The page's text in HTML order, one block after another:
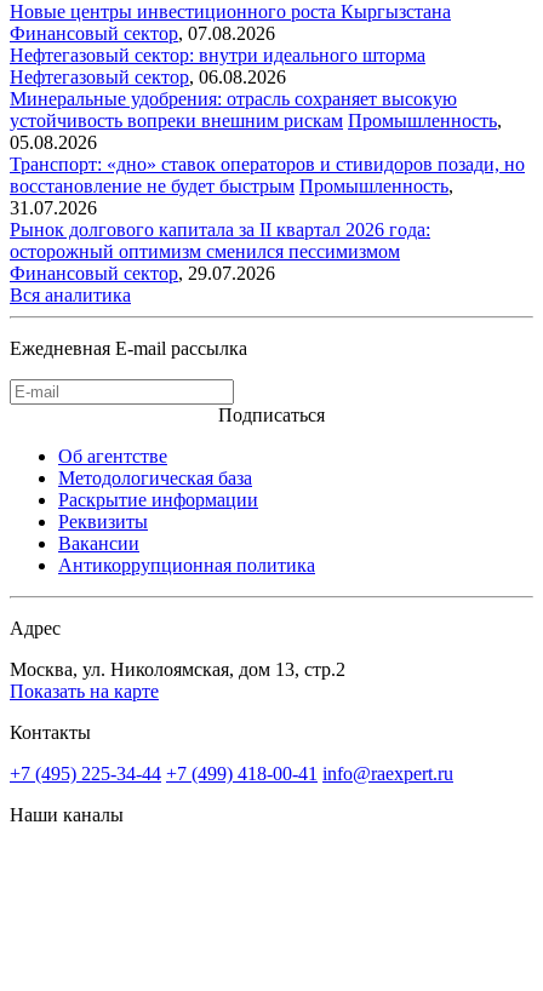
Новые центры инвестиционного роста Кыргызстана
Финансовый сектор, 07.08.2026
Нефтегазовый сектор: внутри идеального шторма
Нефтегазовый сектор, 06.08.2026
Минеральные удобрения: отрасль сохраняет высокую
устойчивость вопреки внешним рискам Промышленность,
05.08.2026
Транспорт: «дно» ставок операторов и стивидоров позади, но
восстановление не будет быстрым Промышленность,
31.07.2026
Рынок долгового капитала за II квартал 2026 года:
осторожный оптимизм сменился пессимизмом
Финансовый сектор, 29.07.2026
Вся аналитика
Ежедневная E-mail рассылка
Подписаться
Об агентстве
Методологическая база
Раскрытие информации
Реквизиты
Вакансии
Антикоррупционная политика
Адрес
Москва, ул. Николоямская, дом 13, стр.2
Показать на карте
Контакты
+7 (495) 225-34-44 +7 (499) 418-00-41 info@raexpert.ru
Наши каналы